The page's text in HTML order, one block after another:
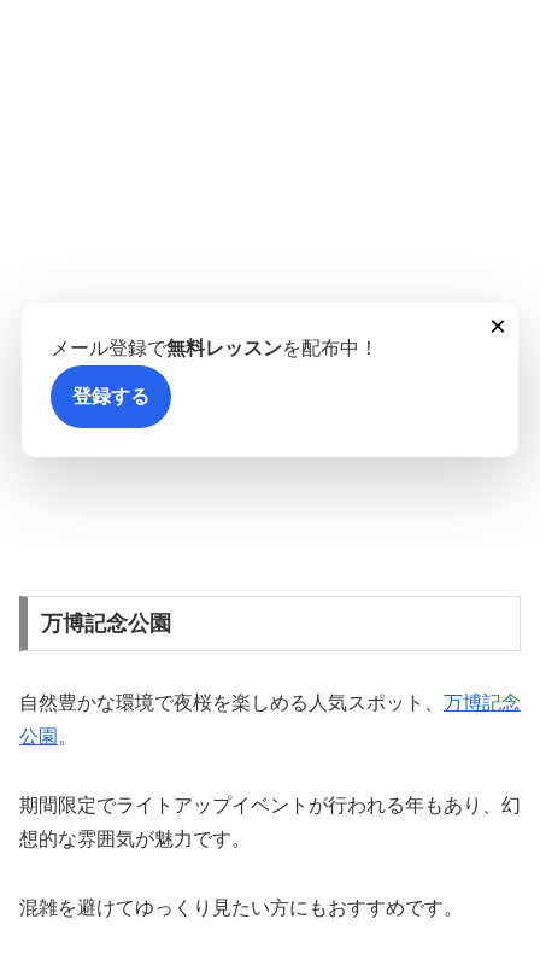
万博記念公園
自然豊かな環境で夜桜を楽しめる人気スポット、 万博記念
公園 。
期間限定でライトアップイベントが行われる年もあり、幻
想的な雰囲気が魅力です。
混雑を避けてゆっくり見たい方にもおすすめです。
×
メール登録で無料レッスンを配布中！
登録する